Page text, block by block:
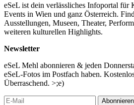
eSeL ist dein verlässliches Infoportal für
Events in Wien und ganz Österreich.
Ausstellungen, Museen, Theater,
weiteren kulturellen Highlights.
Newsletter
eSeL Mehl abonnieren & jeden
eSeL-Fotos im Postfach haben.
Überraschend. >;e)
Abonnieren